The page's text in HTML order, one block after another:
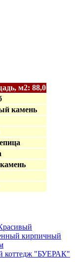
м2: 88,0
камень
кирпичный
коттедж "БУЕРАК"